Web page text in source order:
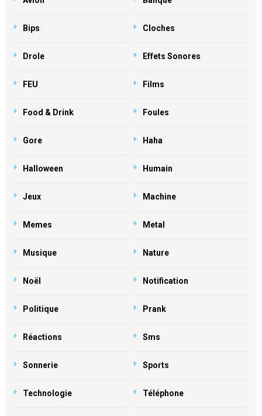
Bips Cloches
Drole Effets Sonores
FEU Films
Food & Drink Foules
Gore Haha
Halloween Humain
Jeux Machine
Memes Metal
Musique Nature
Noël Notification
Politique Prank
Réactions Sms
Sonnerie Sports
Technologie Téléphone